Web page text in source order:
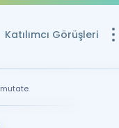
Katılımcı Görüşleri
mutate